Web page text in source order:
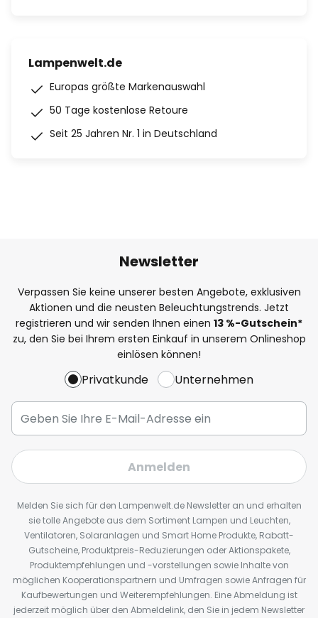
Lampenwelt.de
Europas größte Markenauswahl
50 Tage kostenlose Retoure
Seit 25 Jahren Nr. 1 in Deutschland
Newsletter
Verpassen Sie keine unserer besten Angebote, exklusiven
Aktionen und die neusten Beleuchtungstrends. Jetzt
registrieren und wir senden Ihnen einen 13 %-Gutschein*
zu, den Sie bei Ihrem ersten Einkauf in unserem Onlineshop
einlösen können!
Privatkunde Unternehmen
Anmelden
Melden Sie sich für den Lampenwelt.de Newsletter an und erhalten
sie tolle Angebote aus dem Sortiment Lampen und Leuchten,
Ventilatoren, Solaranlagen und Smart Home Produkte, Rabatt-
Gutscheine, Produktpreis-Reduzierungen oder Aktionspakete,
Produktempfehlungen und -vorstellungen sowie Inhalte von
möglichen Kooperationspartnern und Umfragen sowie Anfragen für
Kaufbewertungen und Weiterempfehlungen. Eine Abmeldung ist
jederzeit möglich über den Abmeldelink, den Sie in jedem Newsletter